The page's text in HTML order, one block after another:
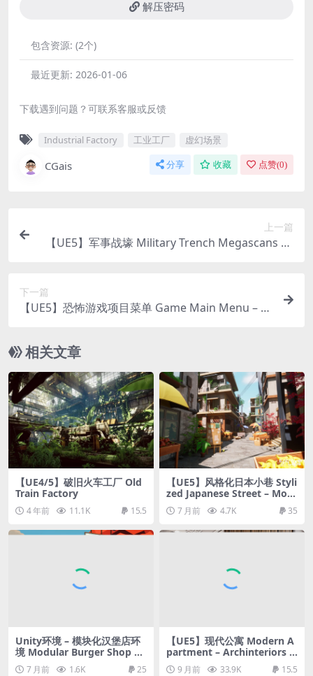
解压密码
包含资源: (2个)
最近更新: 2026-01-06
下载遇到问题？可联系客服或反馈
Industrial Factory 工业工厂 虚幻场景
CGais 分享 收藏 点赞(0)
上一篇
【UE5】军事战壕 Military Trench Megascans Sa
下一篇
【UE5】恐怖游戏项目菜单 Game Main Menu – 3
相关文章
【UE4/5】破旧火车工厂 Old
Train Factory
4 年前 11.1K 15.5
【UE5】风格化日本小巷 Styli
zed Japanese Street – Mod
ular Asian Alley Market Pa
ck 7 月前 4.7K 35
Unity环境 – 模块化汉堡店环
境 Modular Burger Shop En
vironment
7 月前 1.6K 25
【UE5】现代公寓 Modern A
partment – Archinteriors V
ol 9 Scene 5
9 月前 33.9K 15.5